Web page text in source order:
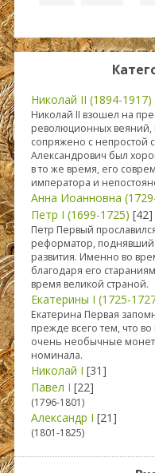
Николай II (1894-1917)
Николай II взошел на
революционных веяний,
сопряжено с непростой
Александрович был
в то же время, его
императора и
Анна Иоанновна
Петр I (1699-1725) [42]
Петр Первый
реформатор, поднявший
развития. Именно во
благодаря его
время великой страной.
Екатерины I (1725-
Екатерина Первая
прежде всего тем, что
очень необычные
номинала.
Николай I [31]
Павел I [22]
(1796-1801)
Александр I [21]
(1801-1825)